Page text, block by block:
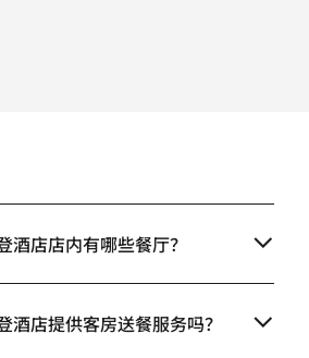
酒店店内有哪些餐厅？
酒店提供客房送餐服务吗？